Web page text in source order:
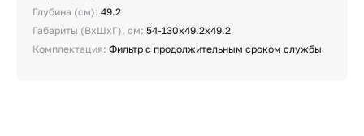
Глубина (см): 49.2
Габариты (ВхШхГ), см: 54-130х49.2х49.2
Комплектация: Фильтр с продолжительным сроком службы